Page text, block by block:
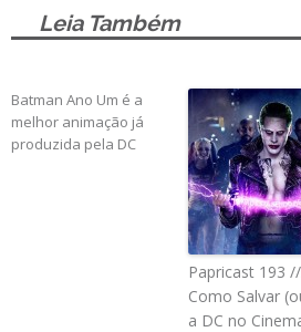
Leia Também
Batman Ano Um é a
melhor animação já
produzida pela DC
Papricast 193
Como Salvar
a DC no